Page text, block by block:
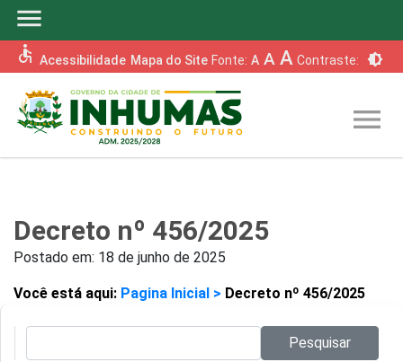
menu
accessible Acessibilidade Mapa do Site Fonte: A A A Contraste: brightness_6
menu
Decreto nº 456/2025
Postado em: 18 de junho de 2025
Você está aqui: Pagina Inicial > Decreto nº 456/2025
Pesquisar